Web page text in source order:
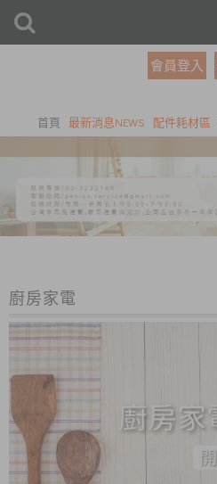
會員登入
首頁 最新消息NEWS 配件耗材區
廚房家電